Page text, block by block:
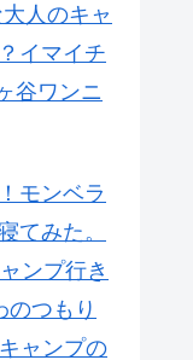
人のキャ
イマイチ
谷ワンニ
モンベラ
てみた。
ンプ行き
つもり
ャンプの